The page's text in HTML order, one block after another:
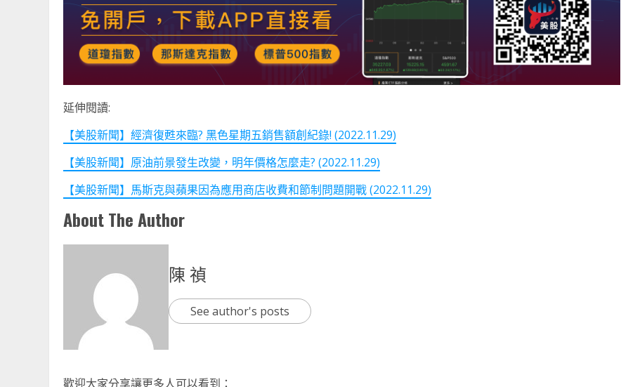
延伸閱讀:
【美股新聞】經濟復甦來臨? 黑色星期五銷售額創紀錄! (2022.11.29)
【美股新聞】原油前景發生改變，明年價格怎麼走? (2022.11.29)
【美股新聞】馬斯克與蘋果因為應用商店收費和節制問題開戰 (2022.11.29)
About The Author
陳 禎
See author's posts
歡迎大家分享讓更多人可以看到：